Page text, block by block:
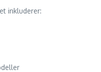
inkluderer: